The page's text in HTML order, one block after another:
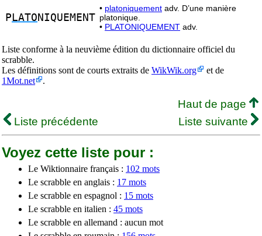
P LATO NIQUEMENT
• platoniquement adv. D’une manière
platonique.
• PLATONIQUEMENT adv.
Liste conforme à la neuvième édition du dictionnaire officiel du
scrabble.
Les définitions sont de courts extraits de WikWik.org
et de
1Mot.net
.
Haut de page
Liste précédente
Liste suivante
Voyez cette liste pour :
Le Wiktionnaire français : 102 mots
Le scrabble en anglais : 17 mots
Le scrabble en espagnol : 15 mots
Le scrabble en italien : 45 mots
Le scrabble en allemand : aucun mot